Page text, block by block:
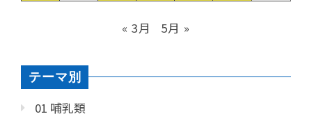
« 3月 5月 »
テーマ別
01 哺乳類